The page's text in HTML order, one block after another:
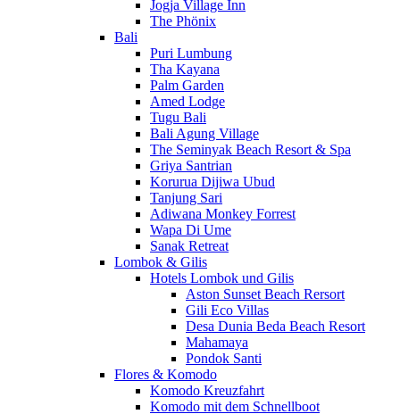
Jogja Village Inn
The Phönix
Bali
Puri Lumbung
Tha Kayana
Palm Garden
Amed Lodge
Tugu Bali
Bali Agung Village
The Seminyak Beach Resort & Spa
Griya Santrian
Korurua Dijiwa Ubud
Tanjung Sari
Adiwana Monkey Forrest
Wapa Di Ume
Sanak Retreat
Lombok & Gilis
Hotels Lombok und Gilis
Aston Sunset Beach Rersort
Gili Eco Villas
Desa Dunia Beda Beach Resort
Mahamaya
Pondok Santi
Flores & Komodo
Komodo Kreuzfahrt
Komodo mit dem Schnellboot